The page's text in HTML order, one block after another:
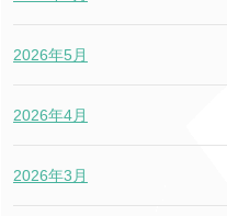
2026年5月
2026年4月
2026年3月